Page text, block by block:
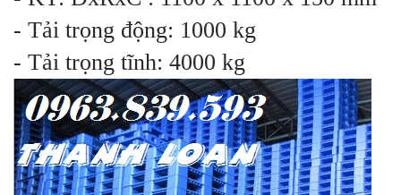
- Tải trọng động: 1000 kg
- Tải trọng tĩnh: 4000 kg